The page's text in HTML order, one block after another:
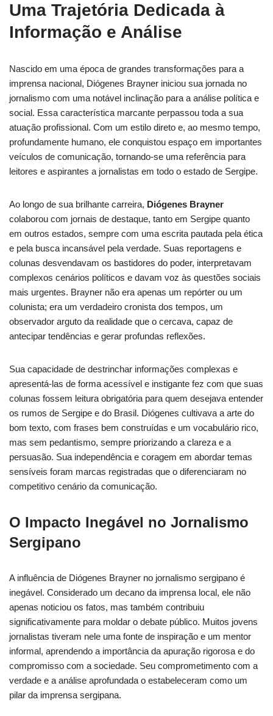
Uma Trajetória Dedicada à
Informação e Análise
Nascido em uma época de grandes transformações para a
imprensa nacional, Diógenes Brayner iniciou sua jornada no
jornalismo com uma notável inclinação para a análise política e
social. Essa característica marcante perpassou toda a sua
atuação profissional. Com um estilo direto e, ao mesmo tempo,
profundamente humano, ele conquistou espaço em importantes
veículos de comunicação, tornando-se uma referência para
leitores e aspirantes a jornalistas em todo o estado de Sergipe.
Ao longo de sua brilhante carreira, Diógenes Brayner
colaborou com jornais de destaque, tanto em Sergipe quanto
em outros estados, sempre com uma escrita pautada pela ética
e pela busca incansável pela verdade. Suas reportagens e
colunas desvendavam os bastidores do poder, interpretavam
complexos cenários políticos e davam voz às questões sociais
mais urgentes. Brayner não era apenas um repórter ou um
colunista; era um verdadeiro cronista dos tempos, um
observador arguto da realidade que o cercava, capaz de
antecipar tendências e gerar profundas reflexões.
Sua capacidade de destrinchar informações complexas e
apresentá-las de forma acessível e instigante fez com que suas
colunas fossem leitura obrigatória para quem desejava entender
os rumos de Sergipe e do Brasil. Diógenes cultivava a arte do
bom texto, com frases bem construídas e um vocabulário rico,
mas sem pedantismo, sempre priorizando a clareza e a
persuasão. Sua independência e coragem em abordar temas
sensíveis foram marcas registradas que o diferenciaram no
competitivo cenário da comunicação.
O Impacto Inegável no Jornalismo
Sergipano
A influência de Diógenes Brayner no jornalismo sergipano é
inegável. Considerado um decano da imprensa local, ele não
apenas noticiou os fatos, mas também contribuiu
significativamente para moldar o debate público. Muitos jovens
jornalistas tiveram nele uma fonte de inspiração e um mentor
informal, aprendendo a importância da apuração rigorosa e do
compromisso com a sociedade. Seu comprometimento com a
verdade e a análise aprofundada o estabeleceram como um
pilar da imprensa sergipana.